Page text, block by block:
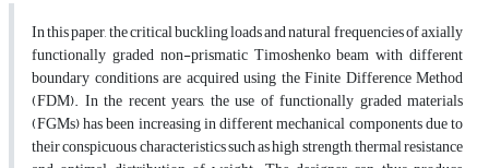
In this paper, the critical buckling loads and natural frequencies of axially
functionally graded non-prismatic Timoshenko beam with different
boundary conditions are acquired using the Finite Difference Method
(FDM). In the recent years, the use of functionally graded materials
(FGMs) has been increasing in different mechanical components due to
their conspicuous characteristics such as high strength, thermal resistance